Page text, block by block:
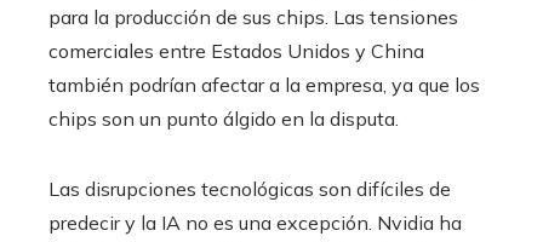
para la producción de sus chips. Las tensiones
comerciales entre Estados Unidos y China
también podrían afectar a la empresa, ya que los
chips son un punto álgido en la disputa.
Las disrupciones tecnológicas son difíciles de
predecir y la IA no es una excepción. Nvidia ha